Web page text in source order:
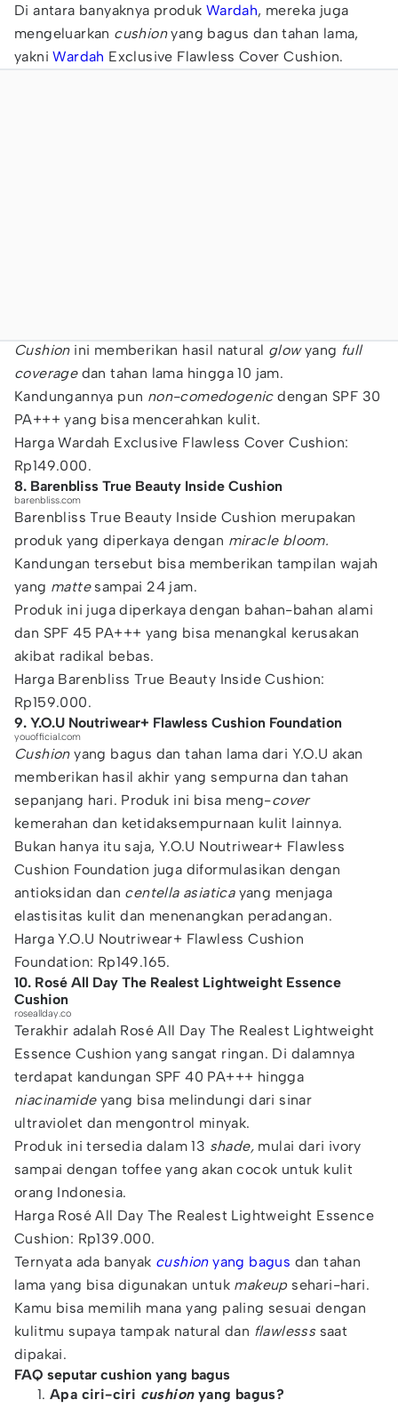
Di antara banyaknya produk Wardah, mereka juga
mengeluarkan cushionyang bagus dan tahan lama,
yakniWardah Exclusive Flawless Cover Cushion.
Cushionini memberikan hasil natural glowyang full
coveragedan tahan lama hingga 10 jam.
Kandungannya pun non-comedogenicdengan SPF 30
PA+++ yang bisa mencerahkan kulit.
Harga Wardah Exclusive Flawless Cover Cushion:
Rp149.000.
8. Barenbliss True Beauty Inside Cushion
barenbliss.com
Barenbliss True Beauty Inside Cushion merupakan
produk yang diperkaya dengan miracle bloom.
Kandungan tersebut bisa memberikan tampilan wajah
yang mattesampai 24 jam.
Produk ini juga diperkaya dengan bahan-bahan alami
dan SPF 45 PA+++ yang bisa menangkal kerusakan
akibat radikal bebas.
Harga Barenbliss True Beauty Inside Cushion:
Rp159.000.
9. Y.O.U Noutriwear+ Flawless Cushion Foundation
youofficial.com
Cushionyang bagus dan tahan lama dari Y.O.U akan
memberikan hasil akhir yang sempurna dan tahan
sepanjang hari. Produk ini bisa meng-cover
kemerahan dan ketidaksempurnaan kulit lainnya.
Bukan hanya itu saja, Y.O.U Noutriwear+ Flawless
Cushion Foundation juga diformulasikan dengan
antioksidan dan centella asiaticayang menjaga
elastisitas kulit dan menenangkan peradangan.
Harga Y.O.U Noutriwear+ Flawless Cushion
Foundation: Rp149.165.
10. Rosé All Day The Realest Lightweight Essence
Cushion
roseallday.co
Terakhir adalah Rosé All Day The Realest Lightweight
Essence Cushion yang sangat ringan. Di dalamnya
terdapat kandungan SPF 40 PA+++ hingga
niacinamideyang bisa melindungi dari sinar
ultraviolet dan mengontrol minyak.
Produk ini tersedia dalam 13 shade, mulai dari ivory
sampai dengan toffee yang akan cocok untuk kulit
orang Indonesia.
Harga Rosé All Day The Realest Lightweight Essence
Cushion: Rp139.000.
Ternyata ada banyak cushionyang bagus dan tahan
lama yang bisa digunakan untuk makeup sehari-hari.
Kamu bisa memilih mana yang paling sesuai dengan
kulitmu supaya tampak natural dan flawlessssaat
dipakai.
FAQ seputar cushion yang bagus
Apa ciri-ciri cushionyang bagus?